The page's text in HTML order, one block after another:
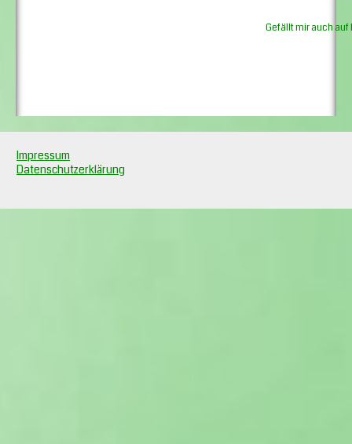
Gefällt mir auch auf
Impressum
Datenschutzerklärung